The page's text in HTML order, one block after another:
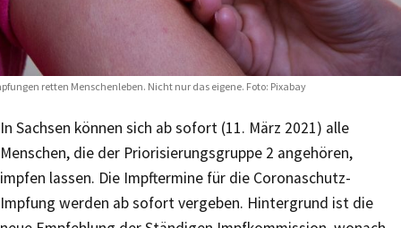
retten Menschenleben. Nicht nur das eigene. Foto: Pixabay
In Sachsen können sich ab sofort (11. März 2021) alle
Menschen, die der Priorisierungsgruppe 2 angehören,
impfen lassen. Die Impftermine für die Coronaschutz-
Impfung werden ab sofort vergeben. Hintergrund ist die